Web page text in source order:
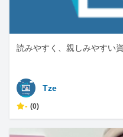
読みやすく、親しみやすい
Tze
- (0)